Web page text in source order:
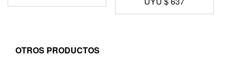
OTROS PRODUCTOS